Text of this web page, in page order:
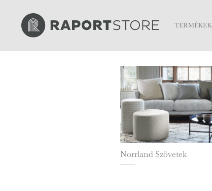
content
TERMÉKEK
Norrland Szövetek